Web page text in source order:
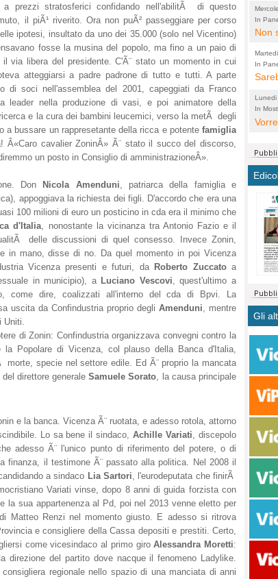
a prezzi stratosferici confidando nell'abilitÃ di questo
il piÃ¹ riverito. Ora non puÃ² passeggiare per corso
ipotesi, insultato da uno dei 35.000 (solo nel Vicentino)
fosse la musina del popolo, ma fino a un paio di
via libera del presidente. C'Ã¨ stato un momento in cui
atteggiarsi a padre padrone di tutto e tutti. A parte
di soci nell'assemblea del 2001, capeggiati da Franco
leader nella produzione di vasi, e poi animatore della
e la cura dei bambini leucemici, verso la metÃ degli
a bussare un rappresetante della ricca e potente famiglia
Â«Caro cavalier ZoninÂ» Ã¨ stato il succo del discorso,
un posto in Consiglio di amministrazioneÂ».
Don
Nicola Amenduni , patriarca della famiglia e
appoggiava la richiesta dei figli. D'accordo che era una
100 milioni di euro un posticino in cda era il minimo che
d'Italia , nonostante la vicinanza tra Antonio Fazio e il
delle discussioni di quel consesso. Invece Zonin,
in mano, disse di no. Da quel momento in poi Vicenza
Vicenza presenti e futuri, da Roberto Zuccatoa
in municipio), a Luciano Vescovi , quest'ultimo a
come dire, coalizzati all'interno del cda di Bpvi. La
uscita da Confindustria proprio degli Amenduni , mentre
di Zonin: Confindustria organizzava convegni contro la
Popolare di Vicenza, col plauso della Banca d'Italia,
specie nel settore edile. Ed Ã¨ proprio la mancata
direttore generaleSamuele Sorato , la causa principale
e la banca. Vicenza Ã¨ ruotata, e adesso rotola, attorno
Lo sa bene il sindaco,Achille Variati , discepolo
adesso Ã¨ l'unico punto di riferimento del potere, o di
finanza, il testimone Ã¨ passato alla politica. Nel 2008 il
a sindaco Lia Sartori , l'eurodeputata che finirÃ
Variati vinse, dopo 8 anni di guida forzista con
la sua appartenenza al Pd, poi nel 2013 venne eletto per
Matteo Renzi nel momento giusto. E adesso si ritrova
e consigliere della Cassa depositi e prestiti. Certo,
come vicesindaco al primo giroAlessandra Moretti:
del partito dove nacque il fenomeno Ladylike.
regionale nello spazio di una manciata di anni
per
che
qui
PER
sono
(non
dal
Ora
la
ma
pace
fatto
In
Non
la
a
dei
In
città,
In
di
e
alta
Gli